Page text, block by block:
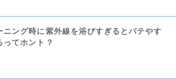
ニング時に紫外線を浴びすぎるとバテやす
ってホント？